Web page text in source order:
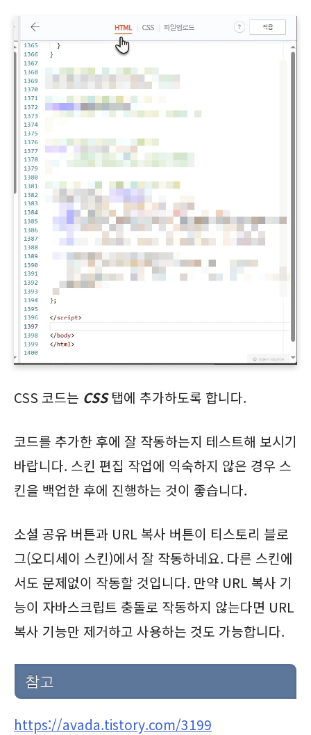
CSS 코드는 CSS 탭에 추가하도록 합니다.
코드를 추가한 후에 잘 작동하는지 테스트해 보시기
바랍니다. 스킨 편집 작업에 익숙하지 않은 경우 스
킨을 백업한 후에 진행하는 것이 좋습니다.
소셜 공유 버튼과 URL 복사 버튼이 티스토리 블로
그(오디세이 스킨)에서 잘 작동하네요. 다른 스킨에
서도 문제없이 작동할 것입니다. 만약 URL 복사 기
능이 자바스크립트 충돌로 작동하지 않는다면 URL
복사 기능만 제거하고 사용하는 것도 가능합니다.
참고
https://avada.tistory.com/3199